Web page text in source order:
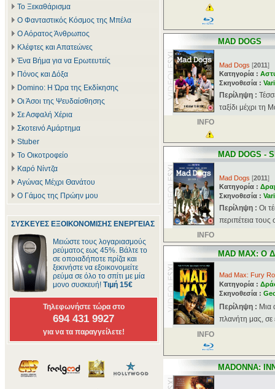
Το Ξεκαθάρισμα
Ο Φανταστικός Κόσμος της Μπέλα
Ο Αόρατος Άνθρωπος
Κλέφτες και Απατεώνες
Ένα Βήμα για να Ερωτευτείς
Πόνος και Δόξα
Domino: Η Ώρα της Εκδίκησης
Οι Άσοι της Ψευδαίσθησης
Σε Ασφαλή Χέρια
Σκοτεινό Αμάρτημα
Stuber
Το Οικοτροφείο
Καρό Νίντζα
Αγώνας Μέχρι Θανάτου
Ο Γάμος της Πρώην μου
ΣΥΣΚΕΥΕΣ ΕΞΟΙΚΟΝΟΜΙΣΗΣ ΕΝΕΡΓΕΙΑΣ
Μειώστε τους λογαριασμούς
ρεύματος εως 45%. Βάλτε το
σε οποιαδήποτε πρίζα και
ξεκινήστε να εξοικονομείτε
ρεύμα σε όλο το σπίτι με μία
μονο συσκευή! Τιμή 15€
Τηλεφωνήστε τώρα στο
694 431 9927
για να τα παραγγείλετε!
MAD DOGS
Mad Dogs [2011]
Κατηγορία :
Σκηνοθεσία :
Περίληψη :
ταξίδι μέχρι
INFO
MAD DOGS -
Mad Dogs [2011]
Κατηγορία :
Σκηνοθεσία :
Περίληψη : Οι
περιπέτεια
INFO
MAD MAX: Ο
Mad Max: Fury
Κατηγορία :
Σκηνοθεσία :
Περίληψη : Μια
πλανήτη μας,
INFO
MADONNA: